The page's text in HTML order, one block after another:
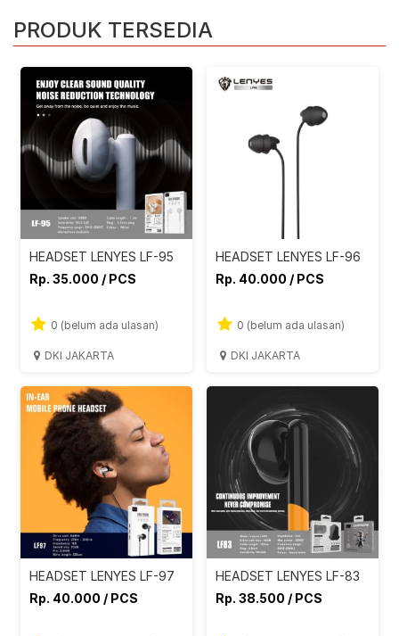
PRODUK TERSEDIA
HEADSET LENYES LF-95
Rp. 35.000 / PCS
0 (belum ada ulasan)
DKI JAKARTA
HEADSET LENYES LF-96
Rp. 40.000 / PCS
0 (belum ada ulasan)
DKI JAKARTA
HEADSET LENYES LF-97
Rp. 40.000 / PCS
HEADSET LENYES LF-83
Rp. 38.500 / PCS